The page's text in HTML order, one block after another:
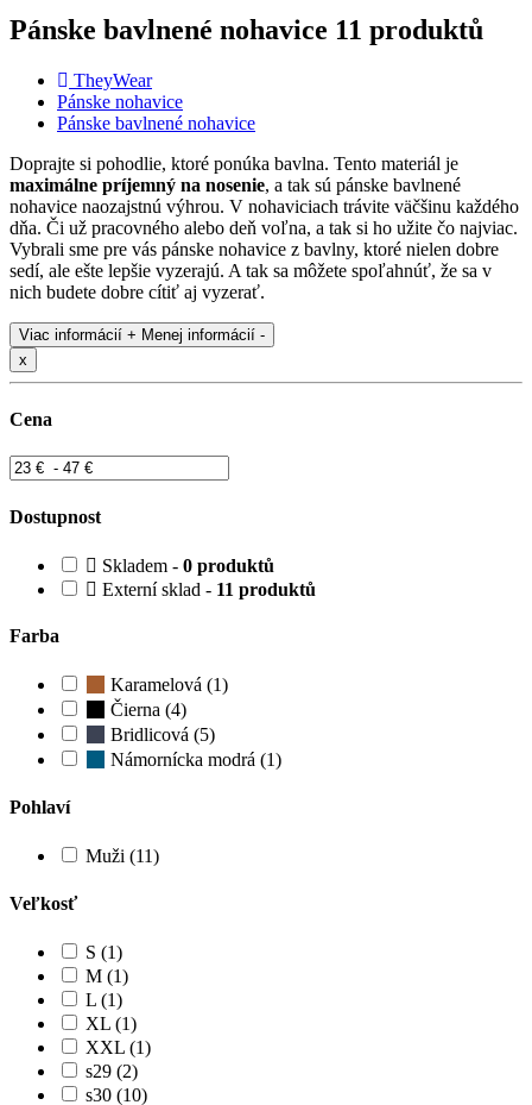
Pánske bavlnené nohavice 11 produktů
TheyWear
Pánske nohavice
Pánske bavlnené nohavice
Doprajte si pohodlie, ktoré ponúka bavlna. Tento materiál je
maximálne príjemný na nosenie, a tak sú pánske bavlnené
nohavice naozajstnú výhrou. V nohaviciach trávite väčšinu každého
dňa. Či už pracovného alebo deň voľna, a tak si ho užite čo najviac.
Vybrali sme pre vás pánske nohavice z bavlny, ktoré nielen dobre
sedí, ale ešte lepšie vyzerajú. A tak sa môžete spoľahnúť, že sa v
nich budete dobre cítiť aj vyzerať.
Viac informácií + Menej informácií -
x
Cena
Dostupnost
Skladem - 0 produktů
Externí sklad - 11 produktů
Farba
Karamelová (1)
Čierna (4)
Bridlicová (5)
Námornícka modrá (1)
Pohlaví
Muži (11)
Veľkosť
S (1)
M (1)
L (1)
XL (1)
XXL (1)
s29 (2)
s30 (10)